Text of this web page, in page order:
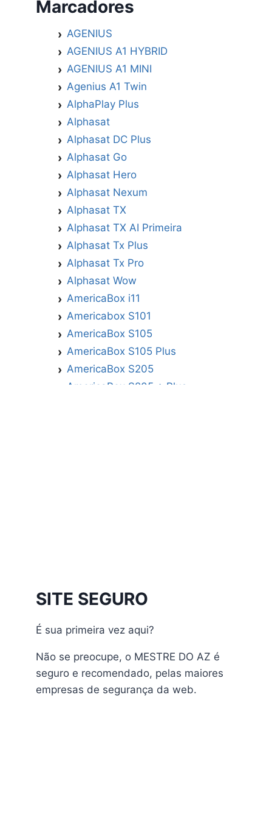
Marcadores
AGENIUS
AGENIUS A1 HYBRID
AGENIUS A1 MINI
Agenius A1 Twin
AlphaPlay Plus
Alphasat
Alphasat DC Plus
Alphasat Go
Alphasat Hero
Alphasat Nexum
Alphasat TX
Alphasat TX AI Primeira
Alphasat Tx Plus
Alphasat Tx Pro
Alphasat Wow
AmericaBox i11
Americabox S101
AmericaBox S105
AmericaBox S105 Plus
AmericaBox S205
AmericaBox S205 + Plus
Athomics Nomads
Athomics S4
atualização
AudiSat
Audisat A1 Plus
SITE SEGURO
É sua primeira vez aqui?
Não se preocupe, o MESTRE DO AZ é
seguro e recomendado, pelas maiores
empresas de segurança da web.